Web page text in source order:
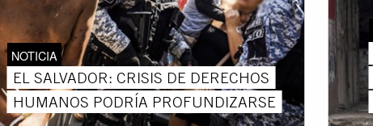
NOTICIA
EL SALVADOR: CRISIS DE DERECHOS
HUMANOS PODRÍA PROFUNDIZARSE